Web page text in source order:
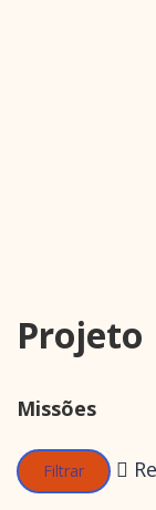
Projeto
Missões